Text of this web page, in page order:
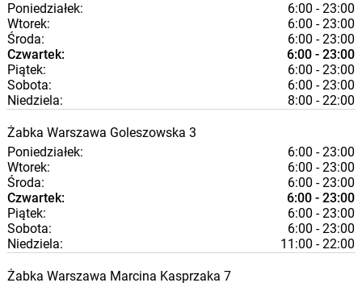
Poniedziałek:
6:00 - 23:00
Wtorek:
6:00 - 23:00
Środa:
6:00 - 23:00
Czwartek:
6:00 - 23:00
Piątek:
6:00 - 23:00
Sobota:
6:00 - 23:00
Niedziela:
8:00 - 22:00
Żabka Warszawa Goleszowska 3
Poniedziałek:
6:00 - 23:00
Wtorek:
6:00 - 23:00
Środa:
6:00 - 23:00
Czwartek:
6:00 - 23:00
Piątek:
6:00 - 23:00
Sobota:
6:00 - 23:00
Niedziela:
11:00 - 22:00
Żabka Warszawa Marcina Kasprzaka 7